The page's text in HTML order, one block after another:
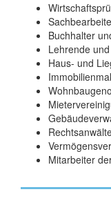
Buchhalter
Lehrende
Haus- und
Mitarbeiter